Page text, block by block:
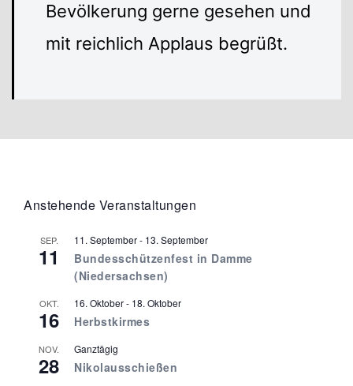
Bevölkerung gerne gesehen und
mit reichlich Applaus begrüßt.
Anstehende Veranstaltungen
SEP.
11
11. September- 13. September
Bundesschützenfest in Damme
(Niedersachsen)
OKT.
16
16. Oktober- 18. Oktober
Herbstkirmes
NOV.
28
Ganztägig
Nikolausschießen